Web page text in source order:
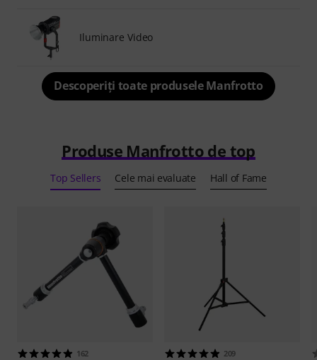
Iluminare Video
Descoperiți toate produsele Manfrotto
Produse Manfrotto de top
Top Sellers Cele mai evaluate Hall of Fame
162 209